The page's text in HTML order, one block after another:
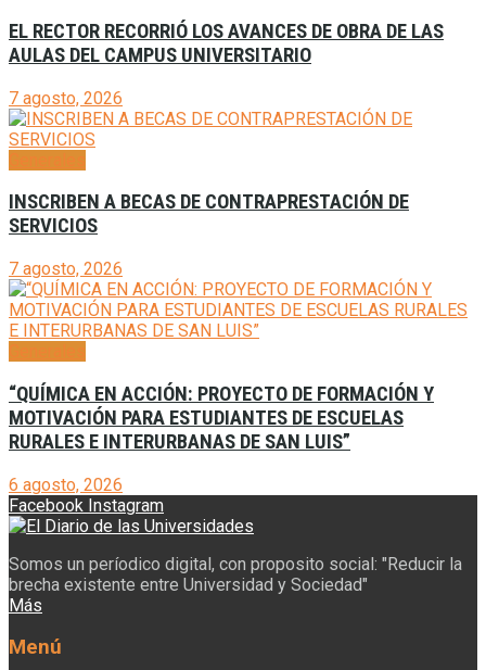
EL RECTOR RECORRIÓ LOS AVANCES DE OBRA DE LAS
AULAS DEL CAMPUS UNIVERSITARIO
7 agosto, 2026
INSCRIBEN A BECAS DE CONTRAPRESTACIÓN DE
SERVICIOS
7 agosto, 2026
“QUÍMICA EN ACCIÓN: PROYECTO DE FORMACIÓN Y
MOTIVACIÓN PARA ESTUDIANTES DE ESCUELAS
RURALES E INTERURBANAS DE SAN LUIS”
6 agosto, 2026
Facebook Instagram
Somos un períodico digital, con proposito social: "Reducir la
brecha existente entre Universidad y Sociedad"
Más
Menú